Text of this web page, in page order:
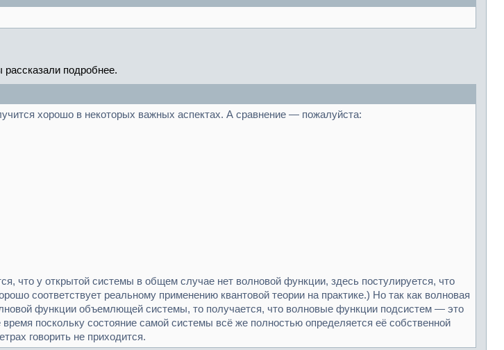
подробнее.
хорошо в некоторых важных аспектах. А сравнение — пожалуйста:
что у открытой системы в общем случае нет волновой функции, здесь постулируется, что
соответствует реальному применению квантовой теории на практике.) Но так как волновая
функции объемлющей системы, то получается, что волновые функции подсистем — это
поскольку состояние самой системы всё же полностью определяется её собственной
говорить не приходится.